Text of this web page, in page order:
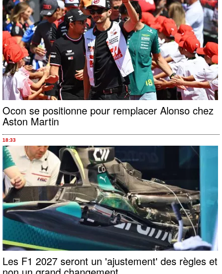
Ocon se positionne pour remplacer Alonso chez
Aston Martin
18:33
Les F1 2027 seront un 'ajustement' des règles et